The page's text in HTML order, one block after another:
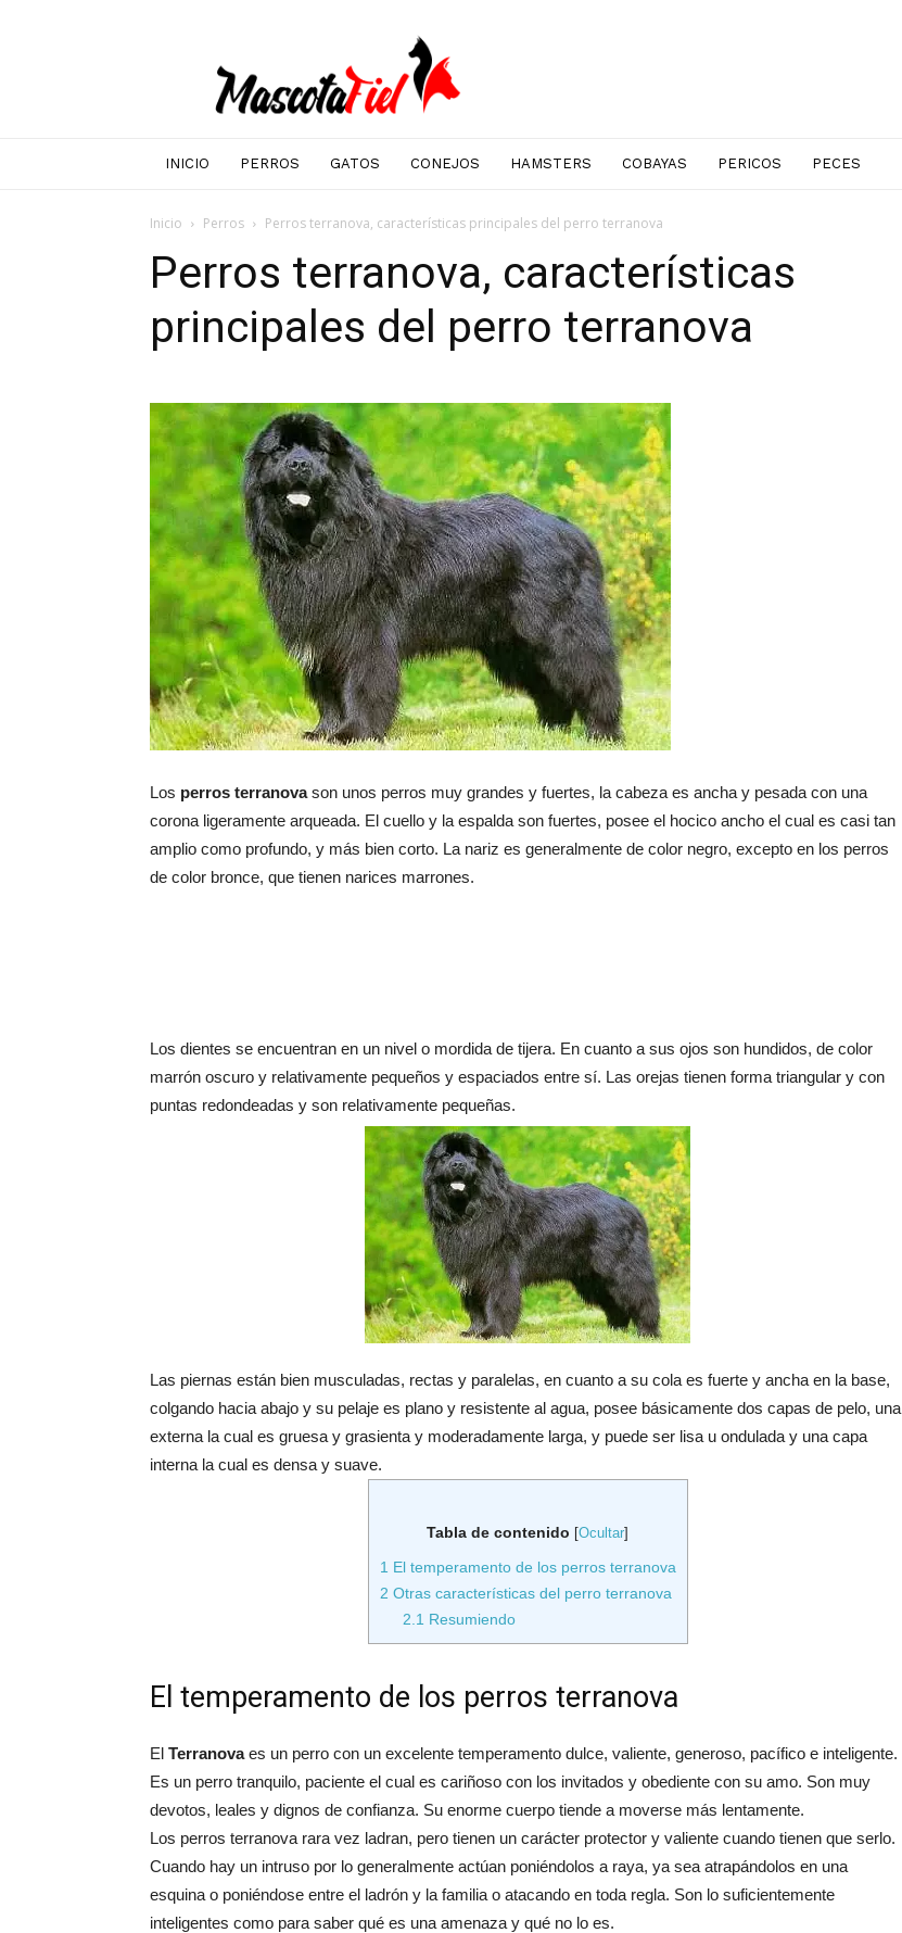
Mascotafiel
INICIO PERROS GATOS CONEJOS HAMSTERS COBAYAS PERICOS PECES
Inicio Perros Perros terranova, características principales del perro terranova
Perros terranova, características
principales del perro terranova
Los perros terranovason unos perros muy grandes y fuertes, la cabeza es ancha y pesada con una
corona ligeramente arqueada. El cuello y la espalda son fuertes, posee el hocico ancho el cual es casi tan
amplio como profundo, y más bien corto. La nariz es generalmente de color negro, excepto en los perros
de color bronce, que tienen narices marrones.
Los dientes se encuentran en un nivel o mordida de tijera. En cuanto a sus ojos son hundidos, de color
marrón oscuro y relativamente pequeños y espaciados entre sí. Las orejas tienen forma triangular y con
puntas redondeadas y son relativamente pequeñas.
Las piernas están bien musculadas, rectas y paralelas, en cuanto a su cola es fuerte y ancha en la base,
colgando hacia abajo y su pelaje es plano y resistente al agua, posee básicamente dos capas de pelo, una
externa la cual es gruesa y grasienta y moderadamente larga, y puede ser lisa u ondulada y una capa
interna la cual es densa y suave.
Tabla de contenido [Ocultar]
1 El temperamento de los perros terranova
2 Otras características del perro terranova
2.1 Resumiendo
El temperamento de los perros terranova
El Terranovaes un perro con un excelente temperamento dulce, valiente, generoso, pacífico e inteligente.
Es un perro tranquilo, paciente el cual es cariñoso con los invitados y obediente con su amo. Son muy
devotos, leales y dignos de confianza. Su enorme cuerpo tiende a moverse más lentamente.
Los perros terranova rara vez ladran, pero tienen un carácter protector y valiente cuando tienen que serlo.
Cuando hay un intruso por lo generalmente actúan poniéndolos a raya, ya sea atrapándolos en una
esquina o poniéndose entre el ladrón y la familia o atacando en toda regla. Son lo suficientemente
inteligentes como para saber qué es una amenaza y qué no lo es.